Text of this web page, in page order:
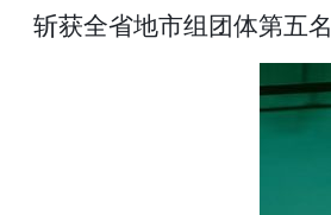
斩获全省地市组团体第五名